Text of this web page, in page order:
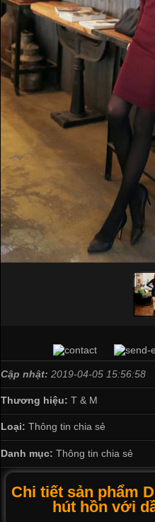
Cập nhật: 2019-04-05 15:56:58
Thương hiệu: T & M
Loại: Thông tin chia sẻ
Danh mục: Thông tin chia sẻ
Chi tiết sản phẩm
hút hồn với